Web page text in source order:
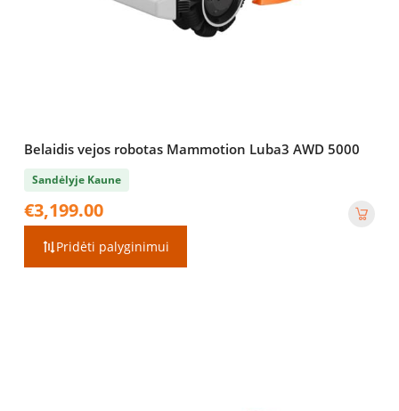
Belaidis vejos robotas Mammotion Luba3 AWD 5000
Sandėlyje Kaune
€3,199.00
Pridėti palyginimui